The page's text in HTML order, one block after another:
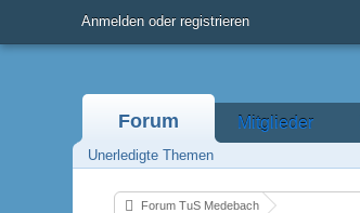
Anmelden oder registrieren
Forum Mitglieder
Unerledigte Themen
Forum TuS Medebach